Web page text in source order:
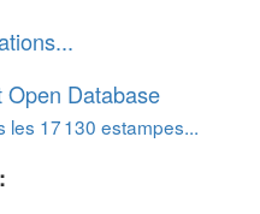
Database
les 17 130 estampes...